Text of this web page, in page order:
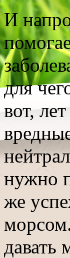
И
для
вот,
нужно
же
давать